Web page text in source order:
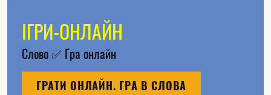
ІГРИ-ОНЛАЙН
Слово✅ Гра онлайн
ГРАТИ ОНЛАЙН. ГРА В СЛОВА